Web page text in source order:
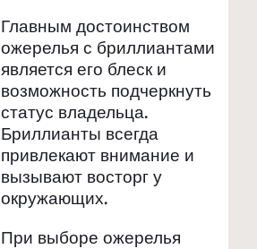
Главным достоинством
ожерелья с бриллиантами
является его блеск и
возможность подчеркнуть
статус владельца.
Бриллианты всегда
привлекают внимание и
вызывают восторг у
окружающих.
При выборе ожерелья